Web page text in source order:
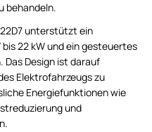
behandeln.
unterstützt ein
22 kW und ein gesteuertes
Das Design ist darauf
Elektrofahrzeugs zu
Energiefunktionen wie
und